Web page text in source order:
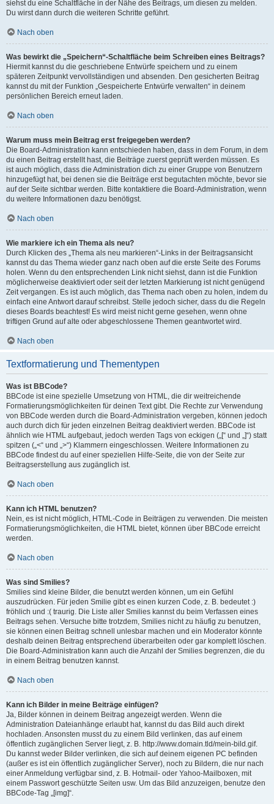
siehst du eine Schaltfläche in der Nähe des Beitrags, um diesen zu melden.
Du wirst dann durch die weiteren Schritte geführt.
Nach oben
Was bewirkt die „Speichern“-Schaltfläche beim Schreiben eines Beitrags?
Hiermit kannst du die geschriebene Entwürfe speichern und zu einem
späteren Zeitpunkt vervollständigen und absenden. Den gesicherten Beitrag
kannst du mit der Funktion „Gespeicherte Entwürfe verwalten“ in deinem
persönlichen Bereich erneut laden.
Nach oben
Warum muss mein Beitrag erst freigegeben werden?
Die Board-Administration kann entschieden haben, dass in dem Forum, in dem
du einen Beitrag erstellt hast, die Beiträge zuerst geprüft werden müssen. Es
ist auch möglich, dass die Administration dich zu einer Gruppe von Benutzern
hinzugefügt hat, bei denen sie die Beiträge erst begutachten möchte, bevor sie
auf der Seite sichtbar werden. Bitte kontaktiere die Board-Administration, wenn
du weitere Informationen dazu benötigst.
Nach oben
Wie markiere ich ein Thema als neu?
Durch Klicken des „Thema als neu markieren“-Links in der Beitragsansicht
kannst du das Thema wieder ganz nach oben auf die erste Seite des Forums
holen. Wenn du den entsprechenden Link nicht siehst, dann ist die Funktion
möglicherweise deaktiviert oder seit der letzten Markierung ist nicht genügend
Zeit vergangen. Es ist auch möglich, das Thema nach oben zu holen, indem du
einfach eine Antwort darauf schreibst. Stelle jedoch sicher, dass du die Regeln
dieses Boards beachtest! Es wird meist nicht gerne gesehen, wenn ohne
triftigen Grund auf alte oder abgeschlossene Themen geantwortet wird.
Nach oben
Textformatierung und Thementypen
Was ist BBCode?
BBCode ist eine spezielle Umsetzung von HTML, die dir weitreichende
Formatierungsmöglichkeiten für deinen Text gibt. Die Rechte zur Verwendung
von BBCode werden durch die Board-Administration vergeben, können jedoch
auch durch dich für jeden einzelnen Beitrag deaktiviert werden. BBCode ist
ähnlich wie HTML aufgebaut, jedoch werden Tags von eckigen („[“ und „]“) statt
spitzen („<“ und „>“) Klammern eingeschlossen. Weitere Informationen zu
BBCode findest du auf einer speziellen Hilfe-Seite, die von der Seite zur
Beitragserstellung aus zugänglich ist.
Nach oben
Kann ich HTML benutzen?
Nein, es ist nicht möglich, HTML-Code in Beiträgen zu verwenden. Die meisten
Formatierungsmöglichkeiten, die HTML bietet, können über BBCode erreicht
werden.
Nach oben
Was sind Smilies?
Smilies sind kleine Bilder, die benutzt werden können, um ein Gefühl
auszudrücken. Für jeden Smilie gibt es einen kurzen Code, z. B. bedeutet :)
fröhlich und :( traurig. Die Liste aller Smilies kannst du beim Verfassen eines
Beitrags sehen. Versuche bitte trotzdem, Smilies nicht zu häufig zu benutzen,
sie können einen Beitrag schnell unlesbar machen und ein Moderator könnte
deshalb deinen Beitrag entsprechend überarbeiten oder gar komplett löschen.
Die Board-Administration kann auch die Anzahl der Smilies begrenzen, die du
in einem Beitrag benutzen kannst.
Nach oben
Kann ich Bilder in meine Beiträge einfügen?
Ja, Bilder können in deinem Beitrag angezeigt werden. Wenn die
Administration Dateianhänge erlaubt hat, kannst du das Bild auch direkt
hochladen. Ansonsten musst du zu einem Bild verlinken, das auf einem
öffentlich zugänglichen Server liegt, z. B. http://www.domain.tld/mein-bild.gif.
Du kannst weder Bilder verlinken, die sich auf deinem eigenen PC befinden
(außer es ist ein öffentlich zugänglicher Server), noch zu Bildern, die nur nach
einer Anmeldung verfügbar sind, z. B. Hotmail- oder Yahoo-Mailboxen, mit
einem Passwort geschützte Seiten usw. Um das Bild anzuzeigen, benutze den
BBCode-Tag „[img]“.